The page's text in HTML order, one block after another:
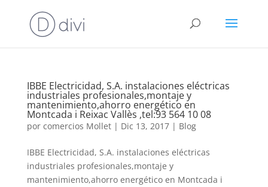
IBBE Electricidad, S.A. instalaciones eléctricas
industriales profesionales,montaje y
mantenimiento,ahorro energético en
Montcada i Reixac Vallès ,tel:93 564 10 08
por comercios Mollet| Dic 13, 2017| Blog
IBBE Electricidad, S.A. instalaciones eléctricas
industriales profesionales,montaje y
mantenimiento,ahorro energético en Montcada i